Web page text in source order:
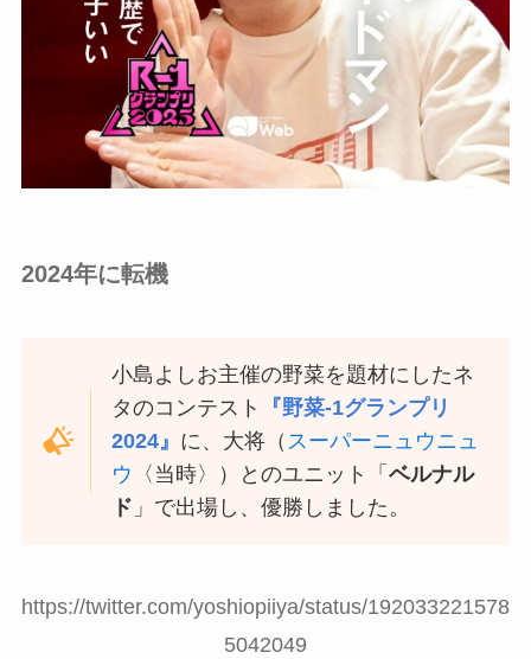
2024年に転機
小島よしお主催の野菜を題材にしたネ
タのコンテスト
『野菜-1グランプリ
2024』 に、大将（ スーパーニュウニュ
ウ
〈当時〉）とのユニット「ベルナル
ド 」で出場し、優勝しました。
https://twitter.com/yoshiopiiya/status/192033221578
5042049